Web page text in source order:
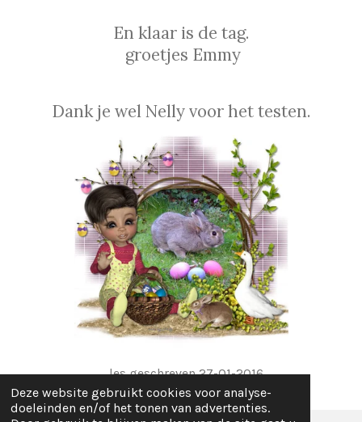
Deze website gebruikt cookies voor analyse-
doeleinden en/of het tonen van advertenties.
En klaar is de tag.
groetjes Emmy
Dank je wel Nelly voor het testen.
les geschreven 27-01-2016